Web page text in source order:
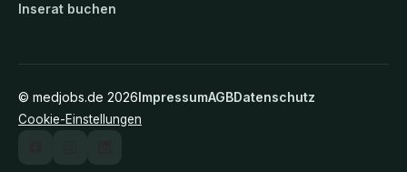
Inserat buchen
© medjobs.de 2026ImpressumAGBDatenschutz
Cookie-Einstellungen